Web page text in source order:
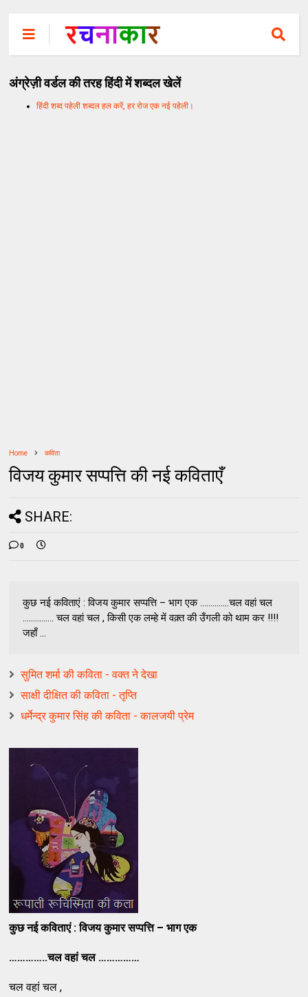
अंग्रेज़ी वर्डल की तरह हिंदी में शब्दल खेलें
हिंदी शब्द पहेली शब्दल हल करें, हर रोज एक नई पहेली।
Home कविता
विजय कुमार सप्पत्ति की नई कविताएँ
SHARE:
0
कुछ नई कविताएं : विजय कुमार सप्पत्ति – भाग एक …………..चल वहां चल
…………… चल वहां चल , किसी एक लम्हे में वक़्त की उँगली को थाम कर !!!!
जहाँ ...
सुमित शर्मा की कविता - वक्त ने देखा
साक्षी दीक्षित की कविता - तृप्ति
धर्मेन्द्र कुमार सिंह की कविता - कालजयी प्रेम
कुछ नई कविताएं : विजय कुमार सप्पत्ति – भाग एक
…………..चल वहां चल ……………
चल वहां चल ,